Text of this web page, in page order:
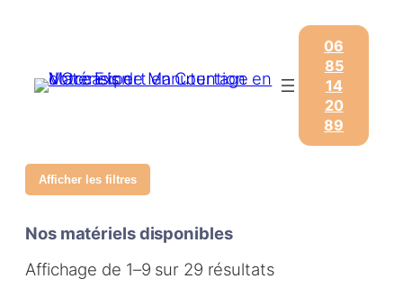
06
85
14
20
89
Afficher les filtres
Nos matériels disponibles
Affichage de 1–9 sur 29 résultats